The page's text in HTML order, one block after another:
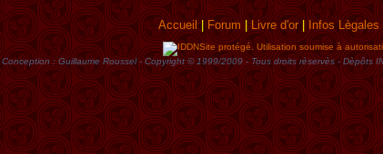
Accueil|Forum |Livre d'or| Infos Lègales
Site protégé. Utilisation soumise à
Conception : Guillaume Roussel - Copyright © 1999/2009 - Tous droits rèservès - Dèpôts